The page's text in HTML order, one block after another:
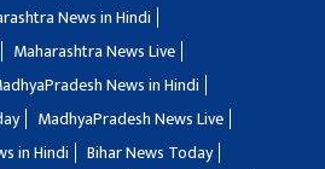
News in Hindi
Maharashtra News Live
News in Hindi
MadhyaPradesh News Live
in Hindi
Bihar News Today